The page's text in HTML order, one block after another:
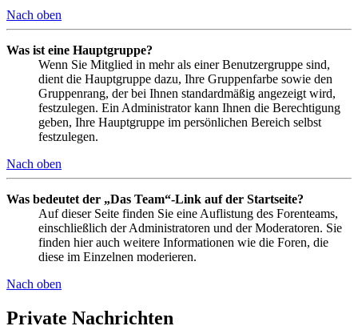
Nach oben
Was ist eine Hauptgruppe?
Wenn Sie Mitglied in mehr als einer Benutzergruppe sind,
dient die Hauptgruppe dazu, Ihre Gruppenfarbe sowie den
Gruppenrang, der bei Ihnen standardmäßig angezeigt wird,
festzulegen. Ein Administrator kann Ihnen die Berechtigung
geben, Ihre Hauptgruppe im persönlichen Bereich selbst
festzulegen.
Nach oben
Was bedeutet der „Das Team“-Link auf der Startseite?
Auf dieser Seite finden Sie eine Auflistung des Forenteams,
einschließlich der Administratoren und der Moderatoren. Sie
finden hier auch weitere Informationen wie die Foren, die
diese im Einzelnen moderieren.
Nach oben
Private Nachrichten